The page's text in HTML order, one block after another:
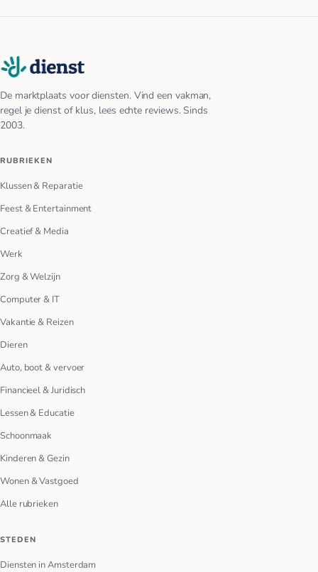
De marktplaats voor diensten. Vind een vakman,
regel je dienst of klus, lees echte reviews. Sinds
2003.
RUBRIEKEN
Klussen & Reparatie
Feest & Entertainment
Creatief & Media
Werk
Zorg & Welzijn
Computer & IT
Vakantie & Reizen
Dieren
Auto, boot & vervoer
Financieel & Juridisch
Lessen & Educatie
Schoonmaak
Kinderen & Gezin
Wonen & Vastgoed
Alle rubrieken
STEDEN
Diensten in Amsterdam